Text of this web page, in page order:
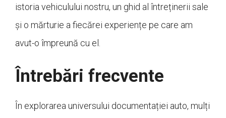
istoria vehiculului nostru, un ghid al întreținerii sale
și o mărturie a fiecărei experiențe pe care am
avut-o împreună cu el.
Întrebări frecvente
În explorarea universului documentației auto, mulți